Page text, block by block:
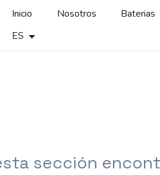
Inicio Nosotros
Baterias
ES
sección